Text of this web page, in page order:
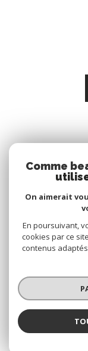
Nos
Comme
On aimerait
En poursuivant,
cookies par ce
contenus